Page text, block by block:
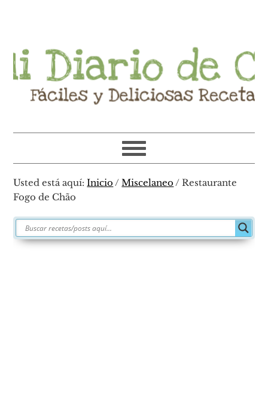
principal
principal
barra
lateral
primaria
de
página
Usted está aquí:Inicio / Miscelaneo / Restaurante
Fogo de Chão